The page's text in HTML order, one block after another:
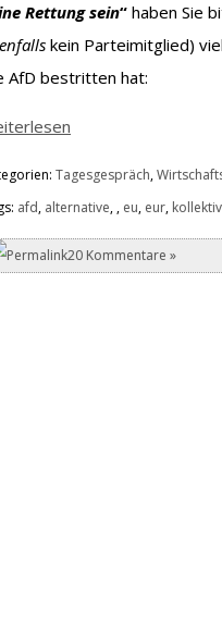
Rettung sein“ haben Sie
kein Parteimitglied)
AfD bestritten hat:
Tagesgespräch,
afd, alternative, , eu, eur,
20 Kommentare »